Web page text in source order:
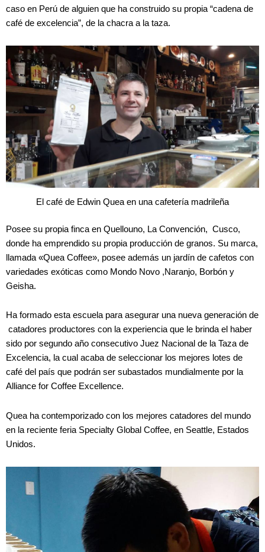
caso en Perú de alguien que ha construido su propia “cadena de
café de excelencia”, de la chacra a la taza.
El café de Edwin Quea en una cafetería madrileña
Posee su propia finca en Quellouno, La Convención, Cusco,
donde ha emprendido su propia producción de granos. Su marca,
llamada «Quea Coffee», posee además un jardín de cafetos con
variedades exóticas como Mondo Novo ,Naranjo, Borbón y
Geisha.
Ha formado esta escuela para asegurar una nueva generación de
catadores productores con la experiencia que le brinda el haber
sido por segundo año consecutivo Juez Nacional de la Taza de
Excelencia, la cual acaba de seleccionar los mejores lotes de
café del país que podrán ser subastados mundialmente por la
Alliance for Coffee Excellence.
Quea ha contemporizado con los mejores catadores del mundo
en la reciente feria Specialty Global Coffee, en Seattle, Estados
Unidos.